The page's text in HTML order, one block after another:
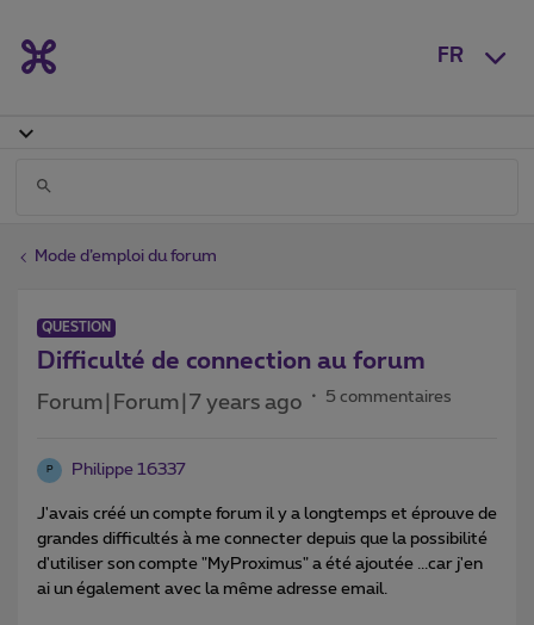
FR
Mode d’emploi du forum
QUESTION
Difficulté de connection au forum
Forum|Forum|7 years ago 5 commentaires
P Philippe 16337
J'avais créé un compte forum il y a longtemps et éprouve de
grandes difficultés à me connecter depuis que la possibilité
d'utiliser son compte "MyProximus" a été ajoutée ...car j'en
ai un également avec la même adresse email.